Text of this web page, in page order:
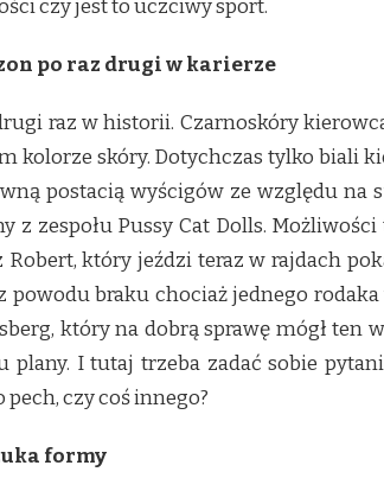
czy jest to uczciwy sport.
po raz drugi w karierze
raz w historii. Czarnoskóry
kolorze skóry. Dotychczas tylko biali
postacią wyścigów ze względu na
z zespołu Pussy Cat Dolls.
który jeździ teraz w rajdach
powodu braku chociaż jednego
który na dobrą sprawę mógł
plany. I tutaj trzeba zadać sobie
czy coś innego?
formy